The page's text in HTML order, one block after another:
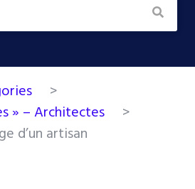
>
» – Architectes
>
d’un artisan